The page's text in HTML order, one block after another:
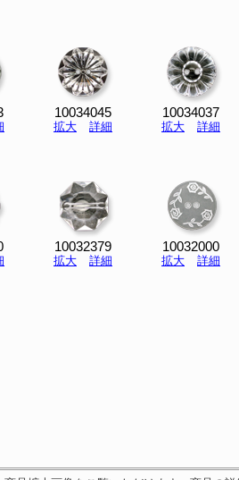
10034045
拡大 詳細
10034037
拡大 詳細
10032379
拡大 詳細
10032000
拡大 詳細